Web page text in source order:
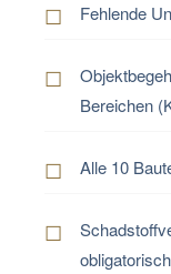
Fehlende
Bereichen
Alle 10